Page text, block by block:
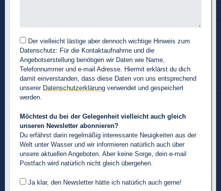
Der vielleicht lästige aber dennoch wichtige Hinweis zum
Datenschutz: Für die Kontaktaufnahme und die
Angebotserstellung benötigen wir Daten wie Name,
Telefonnummer und e-mail Adresse. Hiermit erklärst du dich
damit einverstanden, dass diese Daten von uns entsprechend
unserer Datenschutzerklärung verwendet und gespeichert
werden.
Möchtest du bei der Gelegenheit vielleicht auch gleich
unseren Newsletter abonnieren?
Du erfährst darin regelmäßig interessante Neuigkeiten aus der
Welt unter Wasser und wir informieren natürlich auch über
unsere aktuellen Angeboten. Aber keine Sorge, dein e-mail
Postfach wird natürlich nicht gleich übergehen.
Ja klar, den Newsletter hätte ich natürlich auch gerne!